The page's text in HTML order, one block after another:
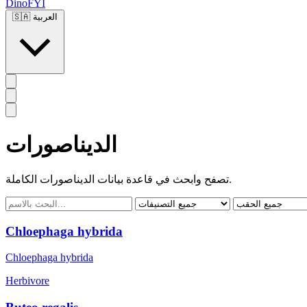
DinoFYI
🇸🇦 العربية
الديناصورات
تصفح وابحث في قاعدة بيانات الديناصورات الكاملة.
Chloephaga hybrida
Chloephaga hybrida
Herbivore